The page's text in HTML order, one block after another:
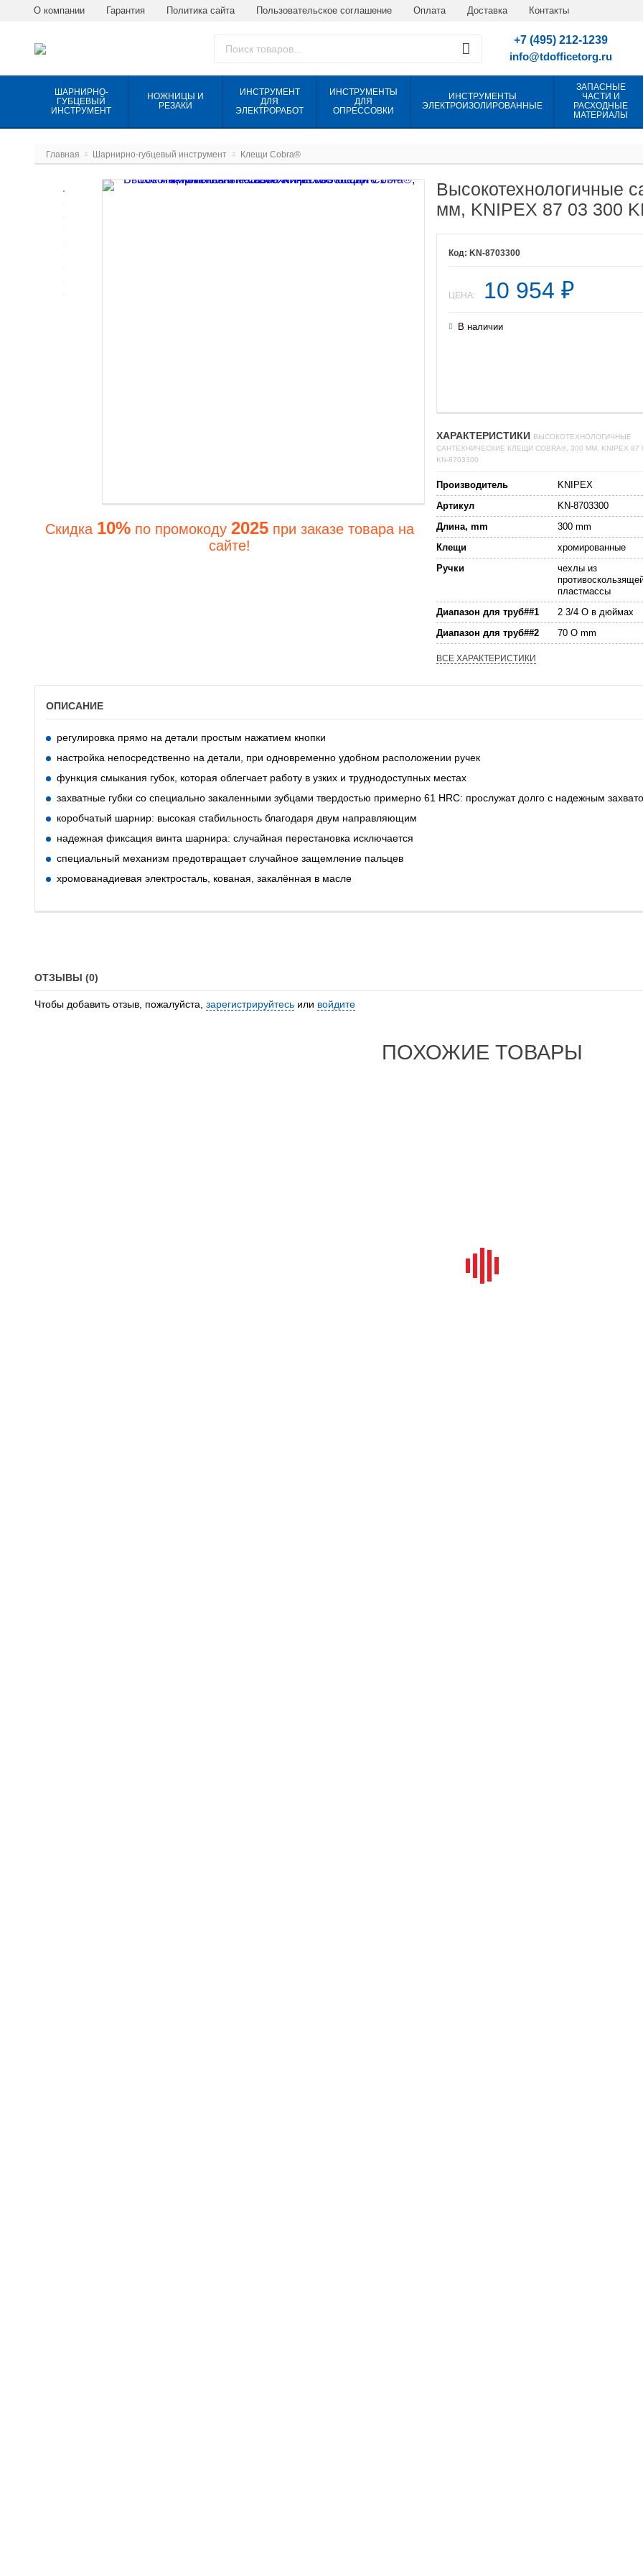
О компании Гарантия Политика сайта Пользовательское соглашение Оплата Доставка Контакты
+7 (495) 212-1239
info@tdofficetorg.ru
ШАРНИРНО-
ГУБЦЕВЫЙ
ИНСТРУМЕНТ
НОЖНИЦЫ И
РЕЗАКИ
ИНСТРУМЕНТ
ДЛЯ
ЭЛЕКТРОРАБОТ
ИНСТРУМЕНТЫ
ДЛЯ
ОПРЕССОВКИ
ИНСТРУМЕНТЫ
ЭЛЕКТРОИЗОЛИРОВАННЫЕ
ЗАПАСНЫЕ
ЧАСТИ И
РАСХОДНЫЕ
МАТЕРИАЛЫ
Главная Шарнирно-губцевый инструмент Клещи Cobra®
Скидка 10% по промокоду 2025 при заказе товара на
сайте!
Высокотехнологичные
мм, KNIPEX 87 03 300
KN-8703300
ЦЕНА: 10 954 ₽
В наличии
ХАРАКТЕРИСТИКИ ВЫСОКОТЕХНОЛОГИЧНЫЕ
САНТЕХНИЧЕСКИЕ КЛЕЩИ COBRA®, 300 ММ, KNIPEX 87
KN-8703300
Производитель
KNIPEX
Артикул
KN-8703300
Длина, mm
300 mm
Клещи
хромированные
Ручки
чехлы из
пластмассы
Диапазон для труб##1
2 3/4 O в дюймах
Диапазон для труб##2
70 O mm
ВСЕ ХАРАКТЕРИСТИКИ
ОПИСАНИЕ
регулировка прямо на детали простым нажатием кнопки
настройка непосредственно на детали, при одновременно удобном расположении ручек
функция смыкания губок, которая облегчает работу в узких и труднодоступных местах
захватные губки со специально закаленными зубцами твердостью примерно 61 HRC: прослужат долго с надежным
коробчатый шарнир: высокая стабильность благодаря двум направляющим
надежная фиксация винта шарнира: случайная перестановка исключается
специальный механизм предотвращает случайное защемление пальцев
хромованадиевая электросталь, кованая, закалённая в масле
ОТЗЫВЫ (0)
Чтобы добавить отзыв, пожалуйста, зарегистрируйтесь или войдите
ПОХОЖИЕ ТОВАРЫ